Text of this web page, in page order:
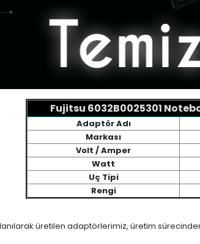
Fujitsu 6032B0025301
Adaptör Adı
Markası
Volt / Amper
Watt
Uç Tipi
Rengi
üretilen adaptörlerimiz, üretim